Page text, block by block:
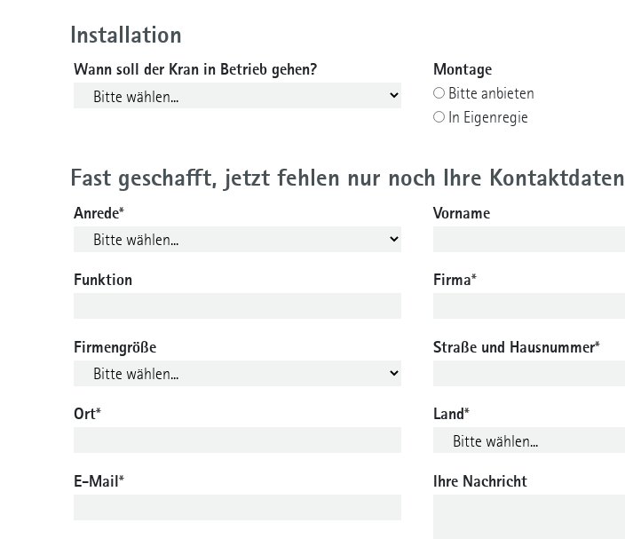
Installation
Wann soll der Kran in Betrieb gehen?
Montage
Bitte anbieten
In Eigenregie
Fast geschafft, jetzt fehlen nur noch Ihre Kontaktdaten
Anrede* Vorname
Funktion Firma*
Firmengröße Straße und Hausnummer*
Ort* Land*
E-Mail* Ihre Nachricht